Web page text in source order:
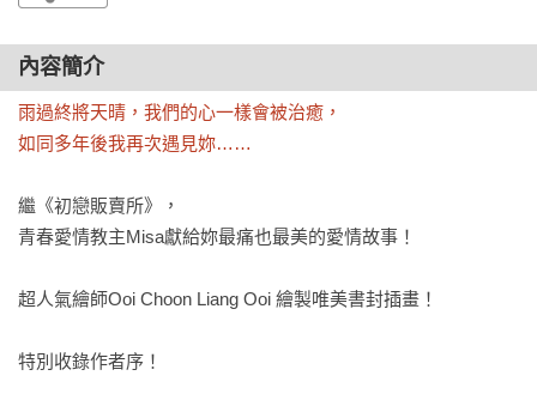
內容簡介
雨過終將天晴，我們的心一樣會被治癒，
如同多年後我再次遇見妳……
繼《初戀販賣所》，
青春愛情教主Misa獻給妳最痛也最美的愛情故事！
超人氣繪師Ooi Choon Liang Ooi 繪製唯美書封插畫！
特別收錄作者序！